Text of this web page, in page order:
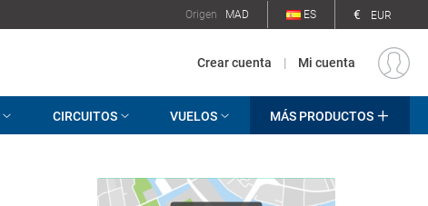
Origen MAD ES € EUR
Crear cuenta | Mi cuenta
CIRCUITOS VUELOS MÁS PRODUCTOS